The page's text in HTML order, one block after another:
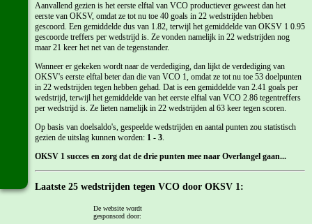
Aanvallend gezien is het eerste elftal van VCO productiever geweest dan het
eerste van OKSV, omdat ze tot nu toe 40 goals in 22 wedstrijden hebben
gescoord. Een gemiddelde dus van 1.82, terwijl het gemiddelde van OKSV 1 0.95
gescoorde treffers per wedstrijd is. Ze vonden namelijk in 22 wedstrijden nog
maar 21 keer het net van de tegenstander.
Wanneer er gekeken wordt naar de verdediging, dan lijkt de verdediging van
OKSV's eerste elftal beter dan die van VCO 1, omdat ze tot nu toe 53 doelpunten
in 22 wedstrijden tegen hebben gehad. Dat is een gemiddelde van 2.41 goals per
wedstrijd, terwijl het gemiddelde van het eerste elftal van VCO 2.86 tegentreffers
per wedstrijd is. Ze lieten namelijk in 22 wedstrijden al 63 keer tegen scoren.
Op basis van doelsaldo's, gespeelde wedstrijden en aantal punten zou statistisch
gezien de uitslag kunnen worden: 1 - 3.
OKSV 1 succes en zorg dat de drie punten mee naar Overlangel gaan...
Laatste 25 wedstrijden tegen VCO door OKSV 1:
Wedstrijd
De website wordt
gesponsord door: